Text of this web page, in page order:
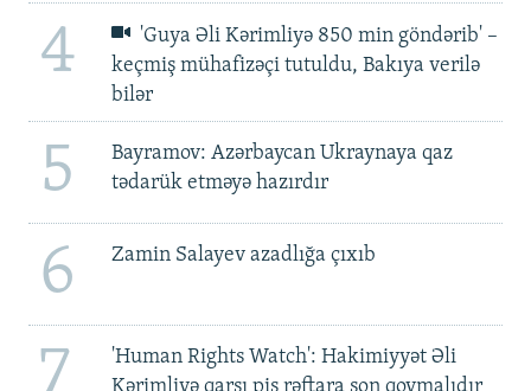
4
'Guya Əli Kərimliyə 850 min göndərib' –
keçmiş mühafizəçi tutuldu, Bakıya verilə
bilər
5
Bayramov: Azərbaycan Ukraynaya qaz
tədarük etməyə hazırdır
6 Zamin Salayev azadlığa çıxıb
7
'Human Rights Watch': Hakimiyyət Əli